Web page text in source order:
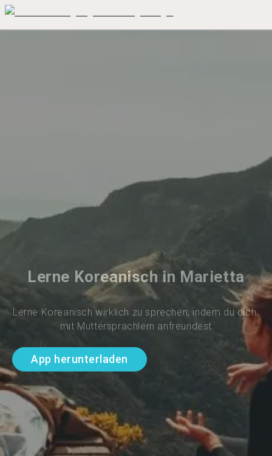
Lerne Koreanisch in Marietta
Lerne Koreanisch wirklich zu sprechen, indem du dich
mit Muttersprachlern anfreundest
App herunterladen